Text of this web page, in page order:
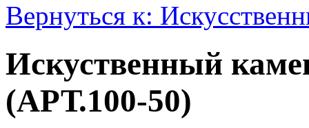
Вернуться к:
Искуственный
(АРТ.100-50)